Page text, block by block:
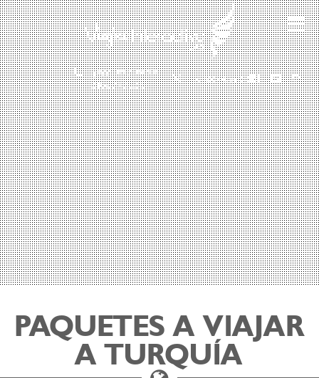
(601) 530 5586 -
3168770630
3168785400
PAQUETES A VIAJAR
A TURQUÍA